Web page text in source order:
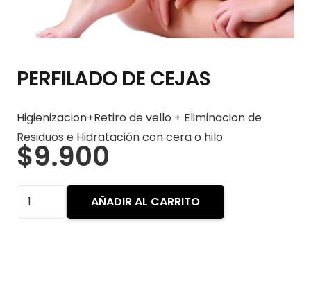
PERFILADO DE CEJAS
Higienizacion+Retiro de vello + Eliminacion de
Residuos e Hidratación con cera o hilo
$9.900
PERFILADO
AÑADIR AL CARRITO